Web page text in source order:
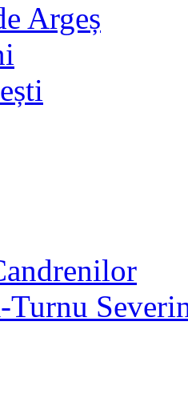
Argeș
Turnu